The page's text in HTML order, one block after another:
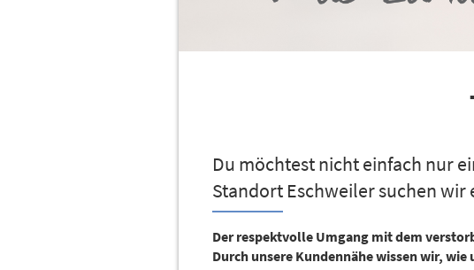
Du möchtest nicht einfach nur
Standort Eschweiler suchen
Der respektvolle Umgang mit dem
Durch unsere Kundennähe wissen wir,